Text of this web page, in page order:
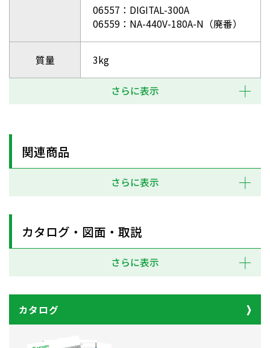
06557：DIGITAL-300A
06559：NA-440V-180A-N（廃番）
質量 3kg
さらに表示
関連商品
さらに表示
カタログ・図面・取説
さらに表示
カタログ